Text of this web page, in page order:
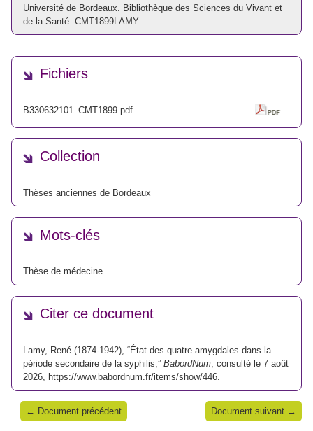
Université de Bordeaux. Bibliothèque des Sciences du Vivant et
de la Santé. CMT1899LAMY
Fichiers
B330632101_CMT1899.pdf
Collection
Thèses anciennes de Bordeaux
Mots-clés
Thèse de médecine
Citer ce document
Lamy, René (1874-1942), “État des quatre amygdales dans la
période secondaire de la syphilis,” BabordNum , consulté le 7 août
2026,
https://www.babordnum.fr/items/show/446
← Document précédent Document suivant →